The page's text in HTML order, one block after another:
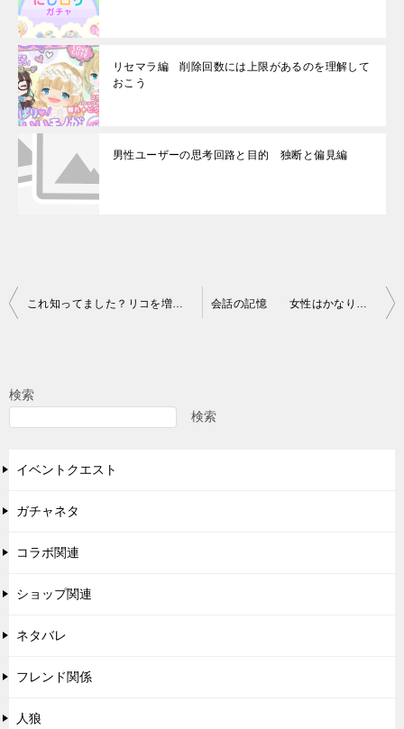
リセマラ編 削除回数には上限があるのを理解して
おこう
男性ユーザーの思考回路と目的 独断と偏見編
投
ビ
シ
ョ
これ知ってました？リコを増やせる！！ 遂に仕様に変更された模様ｗ 会話の記憶 女性はかなり記憶している事が判明！
検索
検索
イベントクエスト
ガチャネタ
コラボ関連
ショップ関連
ネタバレ
フレンド関係
人狼